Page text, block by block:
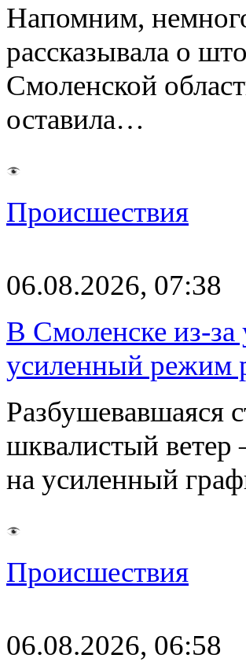
Напомним,
рассказывала о
Смоленской
оставила…
Происшествия
06.08.2026, 07:38
В Смоленске из-за
усиленный режим
Разбушевавшаяся
шквалистый ветер
на усиленный
Происшествия
06.08.2026, 06:58